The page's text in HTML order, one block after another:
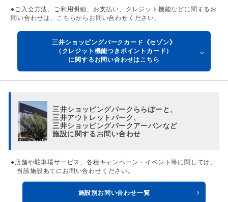
●ご入会方法、ご利用明細、お支払い、クレジット機能などに関するお
問い合わせは、こちらからお問い合わせください。
三井ショッピングパークカード《セゾン》
（クレジット機能つきポイントカード）
に関するお問い合わせはこちら
三井ショッピングパークららぽーと、
三井アウトレットパーク、
三井ショッピングパークアーバンなど
施設に関するお問い合わせ
●店舗や駐車場サービス、各種キャンペーン・イベント等に関しては、
当該施設あてにお問い合わせください。
施設別お問い合わせ一覧